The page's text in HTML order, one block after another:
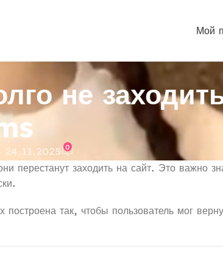
Мой
не
24.11.2025 0
перестанут заходить на сайт. Это важно
так, чтобы пользователь мог